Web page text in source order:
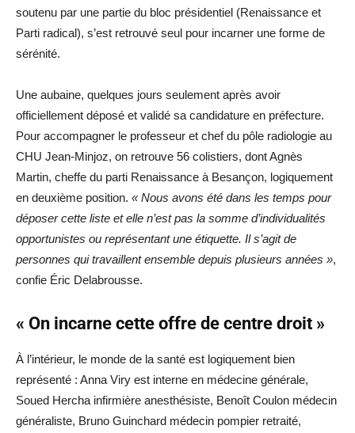
soutenu par une partie du bloc présidentiel (Renaissance et
Parti radical), s’est retrouvé seul pour incarner une forme de
sérénité.
Une aubaine, quelques jours seulement après avoir
officiellement déposé et validé sa candidature en préfecture.
Pour accompagner le professeur et chef du pôle radiologie au
CHU Jean-Minjoz, on retrouve 56 colistiers, dont Agnès
Martin, cheffe du parti Renaissance à Besançon, logiquement
en deuxième position. « Nous avons été dans les temps pour
déposer cette liste et elle n’est pas la somme d’individualités
opportunistes ou représentant une étiquette. Il s’agit de
personnes qui travaillent ensemble depuis plusieurs années »,
confie Éric Delabrousse.
« On incarne cette offre de centre droit »
À l’intérieur, le monde de la santé est logiquement bien
représenté : Anna Viry est interne en médecine générale,
Soued Hercha infirmière anesthésiste, Benoît Coulon médecin
généraliste, Bruno Guinchard médecin pompier retraité,